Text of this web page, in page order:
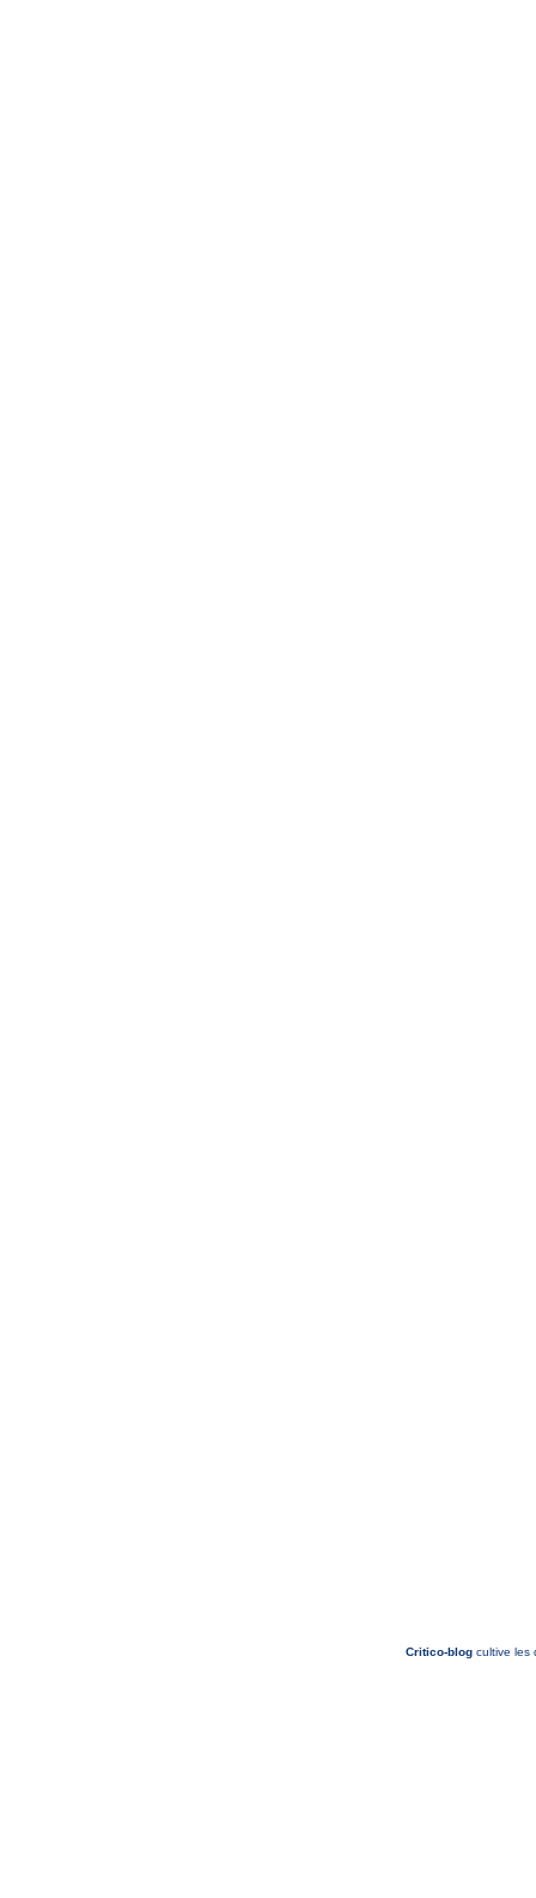
Critico-blog cultive les